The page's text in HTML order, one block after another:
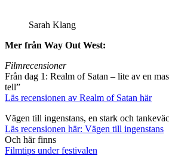
Sarah Klang
Mer från Way Out West:
Filmrecensioner
Från dag 1: Realm of Satan – lite av en
tell”
Läs recensionen av Realm of Satan här
Vägen till ingenstans, en stark och
Läs recensionen här: Vägen till ingenstans
Och här finns
Filmtips under festivalen